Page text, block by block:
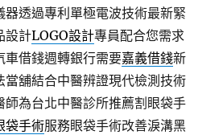
器透過專利單極電波技術最新緊
設計LOGO設計專員配合您需求
車借錢週轉銀行需要嘉義借錢新
當舖結合中醫辨證現代檢測技術
師為台北中醫診所推薦割眼袋手
袋手術服務眼袋手術改善淚溝黑